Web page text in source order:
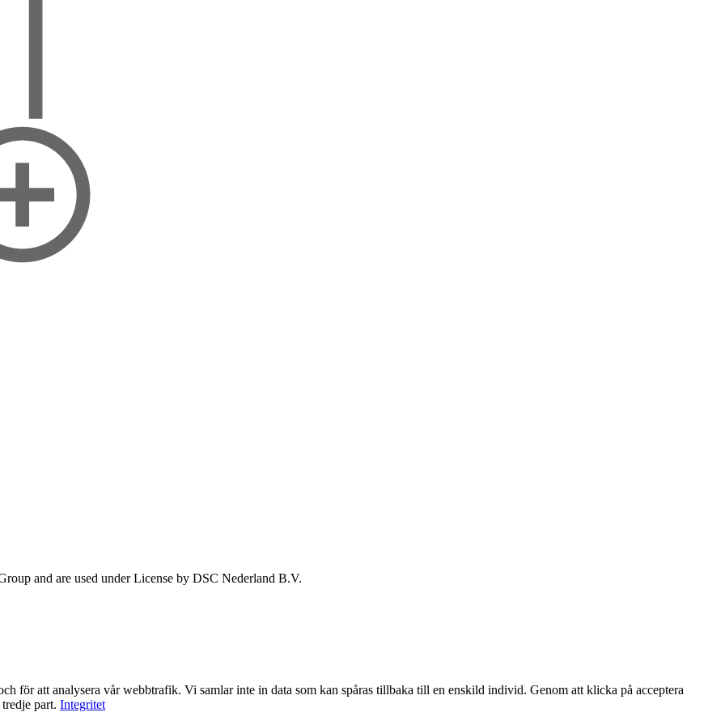
and are used under License by DSC Nederland B.V.
för att analysera vår webbtrafik. Vi samlar inte in data som kan spåras tillbaka till en enskild individ. Genom att klicka på acceptera
part. Integritet